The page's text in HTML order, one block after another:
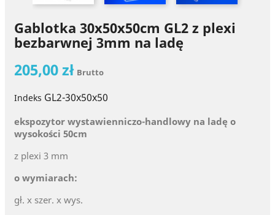
Gablotka 30x50x50cm GL2 z plexi
bezbarwnej 3mm na ladę
205,00 zł Brutto
Indeks GL2-30x50x50
ekspozytor wystawienniczo-handlowy na ladę o
wysokości 50cm
z plexi 3 mm
o wymiarach:
gł. x szer. x wys.